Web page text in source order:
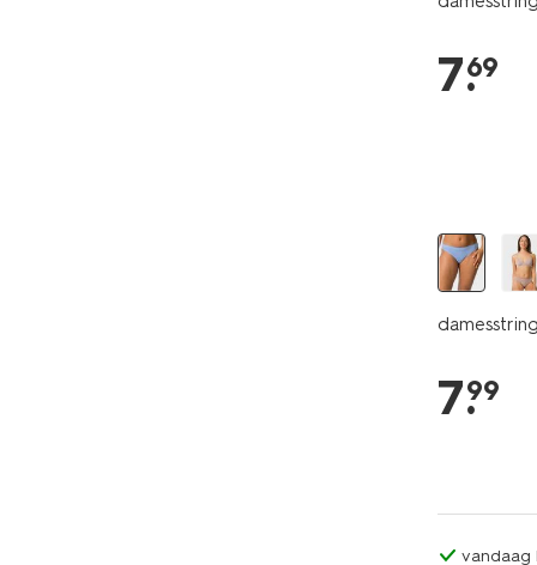
7.
69
7.
99
vandaag